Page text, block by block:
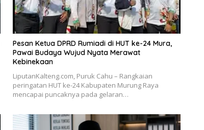
Pesan Ketua DPRD Rumiadi di HUT ke-24 Mura,
Pawai Budaya Wujud Nyata Merawat
Kebinekaan
LiputanKalteng.com, Puruk Cahu – Rangkaian
peringatan HUT ke-24 Kabupaten Murung Raya
mencapai puncaknya pada gelaran…